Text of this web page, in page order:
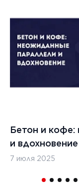
Бетон и
и вдохновение
7 июля 2025